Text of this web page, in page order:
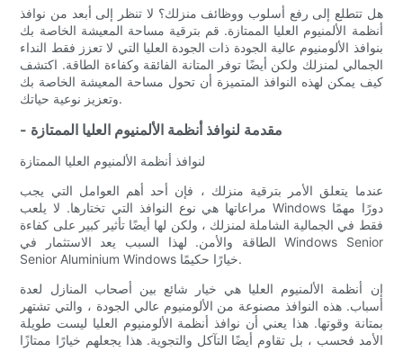
هل تتطلع إلى رفع أسلوب ووظائف منزلك؟ لا تنظر إلى أبعد من نوافذ
أنظمة الألمنيوم العليا الممتازة. قم بترقية مساحة المعيشة الخاصة بك
بنوافذ الألومنيوم عالية الجودة ذات الجودة العليا التي لا تعزز فقط النداء
الجمالي لمنزلك ولكن أيضًا توفر المتانة الفائقة وكفاءة الطاقة. اكتشف
كيف يمكن لهذه النوافذ المتميزة أن تحول مساحة المعيشة الخاصة بك
وتعزيز نوعية حياتك.
- مقدمة لنوافذ أنظمة الألمنيوم العليا الممتازة
لنوافذ أنظمة الألمنيوم العليا الممتازة
عندما يتعلق الأمر بترقية منزلك ، فإن أحد أهم العوامل التي يجب
مراعاتها هي نوع النوافذ التي تختارها. لا يلعب Windows دورًا مهمًا
فقط في الجمالية الشاملة لمنزلك ، ولكن لها أيضًا تأثير كبير على كفاءة
الطاقة والأمن. لهذا السبب يعد الاستثمار في Windows Senior
Senior Aluminium Windows خيارًا حكيمًا.
إن أنظمة الألمنيوم العليا هي خيار شائع بين أصحاب المنازل لعدة
أسباب. هذه النوافذ مصنوعة من الألومنيوم عالي الجودة ، والتي تشتهر
بمتانة وقوتها. هذا يعني أن نوافذ أنظمة الألومنيوم العليا ليست طويلة
الأمد فحسب ، بل تقاوم أيضًا التآكل والتجوية. هذا يجعلهم خيارًا ممتازًا